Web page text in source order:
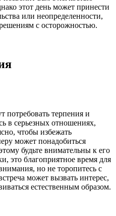
этот день может принести
или неопределенности,
с осторожностью.
потребовать терпения и
в серьезных отношениях,
чтобы избежать
может понадобиться
будьте внимательны к его
это благоприятное время для
но не торопитесь с
может вызвать интерес,
естественным образом.